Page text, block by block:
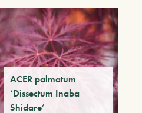
ACER palmatum
‘Dissectum Inaba
Shidare’